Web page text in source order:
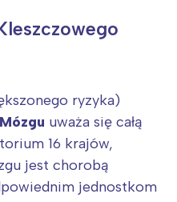
ryzyka)
uważa się całą
16 krajów,
jest chorobą
jednostkom